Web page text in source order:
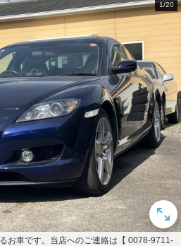
1/20
お車です。当店へのご連絡は【 0078-9711-